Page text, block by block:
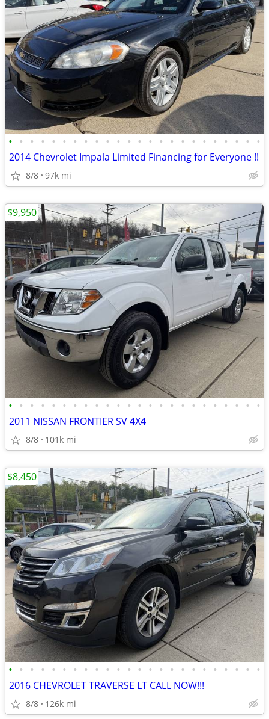
• • • • • • • • • • • • • • • • • • • • • • • •
2014 Chevrolet Impala Limited Financing for Everyone !!
8/8 97k mi
• • • • • • • • • • • • • • • • • • • • • • • •
2011 NISSAN FRONTIER SV 4X4
8/8 101k mi
$9,950
• • • • • • • • • • • • • • • • • • • • • • • •
2016 CHEVROLET TRAVERSE LT CALL NOW!!!
8/8 126k mi
$8,450